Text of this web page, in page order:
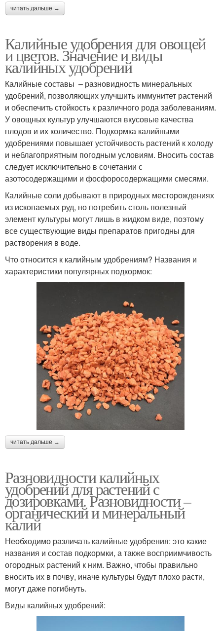
читать дальше →
Калийные удобрения для овощей
и цветов. Значение и виды
калийных удобрений
Калийные составы – разновидность минеральных
удобрений, позволяющих улучшить иммунитет растений
и обеспечить стойкость к различного рода заболеваниям.
У овощных культур улучшаются вкусовые качества
плодов и их количество. Подкормка калийными
удобрениями повышает устойчивость растений к холоду
и неблагоприятным погодным условиям. Вносить состав
следует исключительно в сочетании с
азотосодержащими и фосфоросодержащими смесями.
Калийные соли добывают в природных месторождениях
из ископаемых руд, но потребить столь полезный
элемент культуры могут лишь в жидком виде, поэтому
все существующие виды препаратов пригодны для
растворения в воде.
Что относится к калийным удобрениям? Названия и
характеристики популярных подкормок:
читать дальше →
Разновидности калийных
удобрений для растений с
дозировками. Разновидности –
органический и минеральный
калий
Необходимо различать калийные удобрения: это какие
названия и состав подкормки, а также восприимчивость
огородных растений к ним. Важно, чтобы правильно
вносить их в почву, иначе культуры будут плохо расти,
могут даже погибнуть.
Виды калийных удобрений: